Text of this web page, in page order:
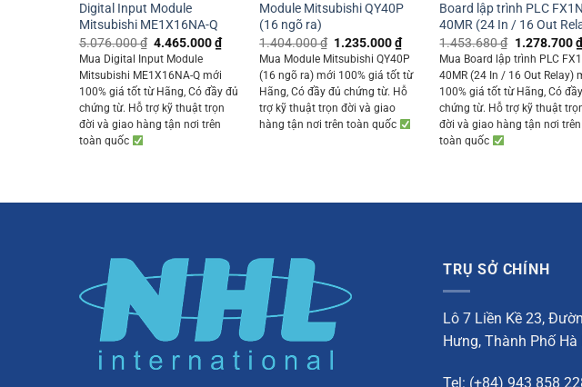
Digital Input Module
Mitsubishi ME1X16NA-Q
5.076.000₫ Original
price
was:
5.076.000 ₫.
4.465.000₫Current
price
4.465.000 ₫.
Mua Digital Input Module
Mitsubishi ME1X16NA-Q mới
100% giá tốt từ Hãng, Có đầy đủ
chứng từ. Hỗ trợ kỹ thuật trọn
đời và giao hàng tận nơi trên
toàn quốc
Module Mitsubishi QY40P
(16 ngõ ra)
1.404.000₫ Original
price
was:
1.404.000 ₫.
1.235.000₫Current
price
is:
1.235.000 ₫.
Mua Module Mitsubishi QY40P
(16 ngõ ra) mới 100% giá tốt từ
Hãng, Có đầy đủ chứng từ. Hỗ
trợ kỹ thuật trọn đời và giao
hàng tận nơi trên toàn quốc
Board lập trình PLC
40MR (24 In / 16 Out
1.453.680₫ Original
price
was:
1.453.680
1.278.700₫
Mua Board lập trình PLC
40MR (24 In / 16 Out Relay)
100% giá tốt từ Hãng, Có
chứng từ. Hỗ trợ kỹ thuật
đời và giao hàng tận nơi trên
toàn quốc
TRỤ SỞ CHÍNH
Lô 7 Liền Kề 23,
Hưng, Thành Phố Hà
Tel: (+84) 943 858